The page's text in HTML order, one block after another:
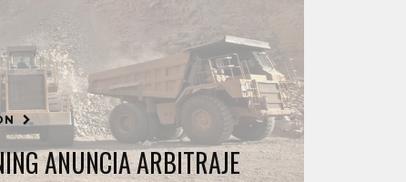
ANUNCIA ARBITRAJE